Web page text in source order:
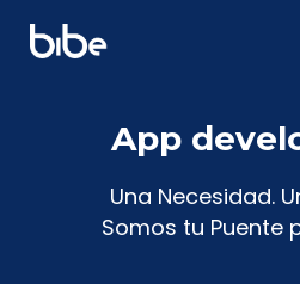
App
Una Necesidad.
Somos tu Puente